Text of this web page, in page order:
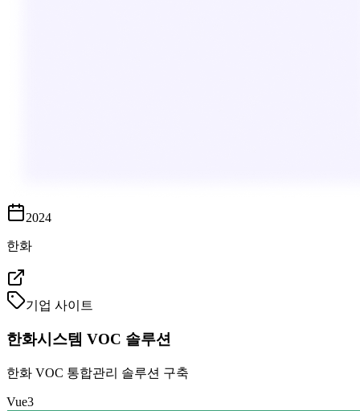
2024
한화
기업 사이트
한화시스템 VOC 솔루션
한화 VOC 통합관리 솔루션 구축
Vue3